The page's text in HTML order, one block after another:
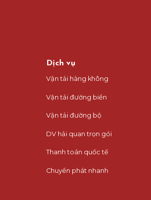
Dịch vụ
Vận tải hàng không
Vận tải đường biển
Vận tải đường bộ
DV hải quan trọn gói
Thanh toán quốc tế
Chuyển phát nhanh